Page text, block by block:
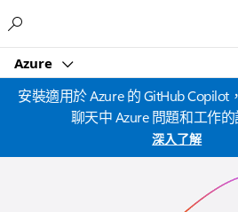
Azure
安裝適用於 Azure 的 GitHub Copilot
聊天中 Azure 問題和工作的
深入了解